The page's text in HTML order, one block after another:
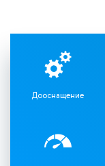
Дооснащение